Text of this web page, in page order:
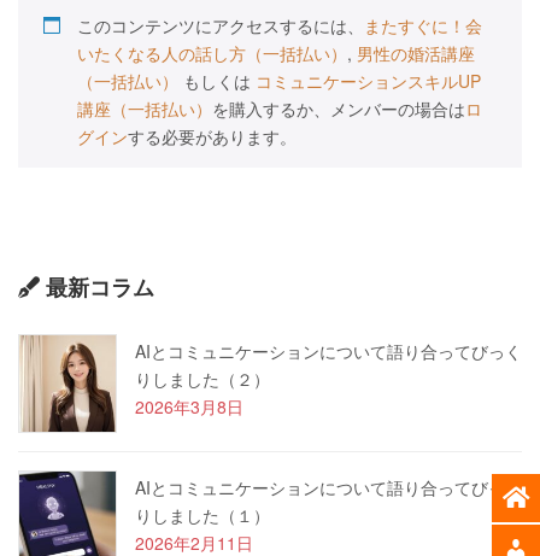
このコンテンツにアクセスするには、 またすぐに！会
いたくなる人の話し方（一括払い） , 男性の婚活講座
（一括払い）
もしくは コミュニケーションスキルUP
講座（一括払い） を購入するか、メンバーの場合はロ
グインする必要があります。
最新コラム
AIとコミュニケーションについて語り合ってびっく
りしました（２）
2026年3月8日
AIとコミュニケーションについて語り合ってびっく
りしました（１）
2026年2月11日